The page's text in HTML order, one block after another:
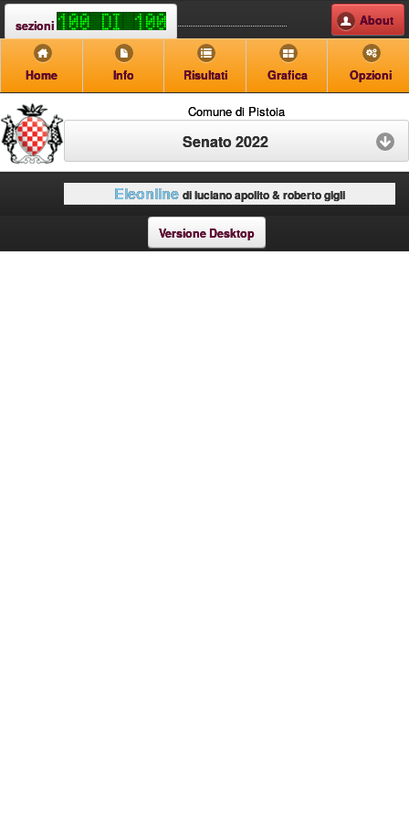
sezioni About
Home Info Risultati Grafica Opzioni
Comune di Pistoia
Senato 2022
Eleonline di luciano apolito & roberto gigli
Versione Desktop